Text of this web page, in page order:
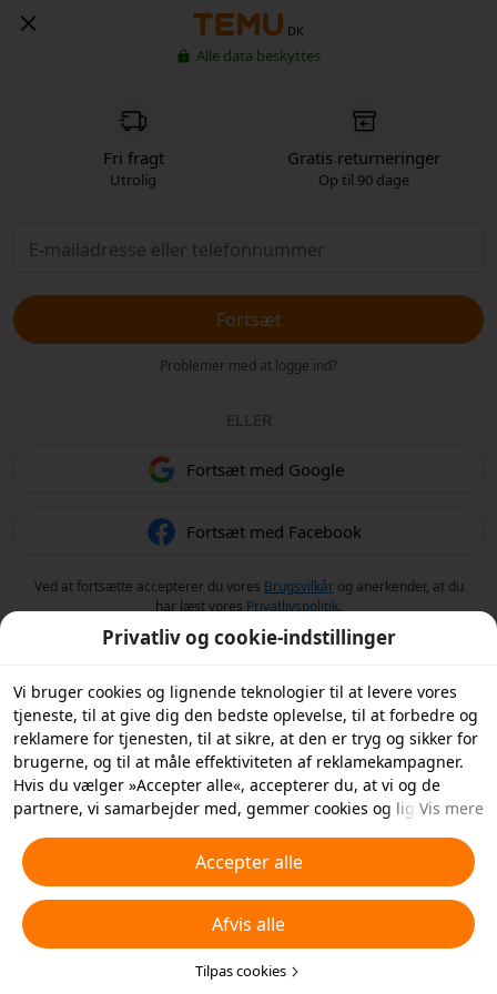
DK
Alle data beskyttes
Fri fragt
Utrolig
Gratis returneringer
Op til 90 dage
Fortsæt
Problemer med at logge ind?
ELLER
Fortsæt med Google
Fortsæt med Facebook
Ved at fortsætte accepterer du vores Brugsvilkårog anerkender, at du
har læst vores Privatlivspolitik.
Privatliv og cookie-indstillinger
Vi bruger cookies og lignende teknologier til at levere vores
tjeneste, til at give dig den bedste oplevelse, til at forbedre og
reklamere for tjenesten, til at sikre, at den er tryg og sikker for
brugerne, og til at måle effektiviteten af reklamekampagner.
Hvis du vælger »Accepter alle«, accepterer du, at vi og de
partnere, vi samarbejder med, gemmer cookies og lignende
»Afvise alle« ikke-essentielle cookies eller vælge, hvilke typer
cookies du vil acceptere eller deaktivere, ved at klikke på
»Tilpas cookies« nedenfor eller når som helst i dine
privatlivsindstillinger. For flere detaljer, se vores
cookies og lignende teknologier.
Vis mere
Accepter alle
Afvis alle
Tilpas cookies